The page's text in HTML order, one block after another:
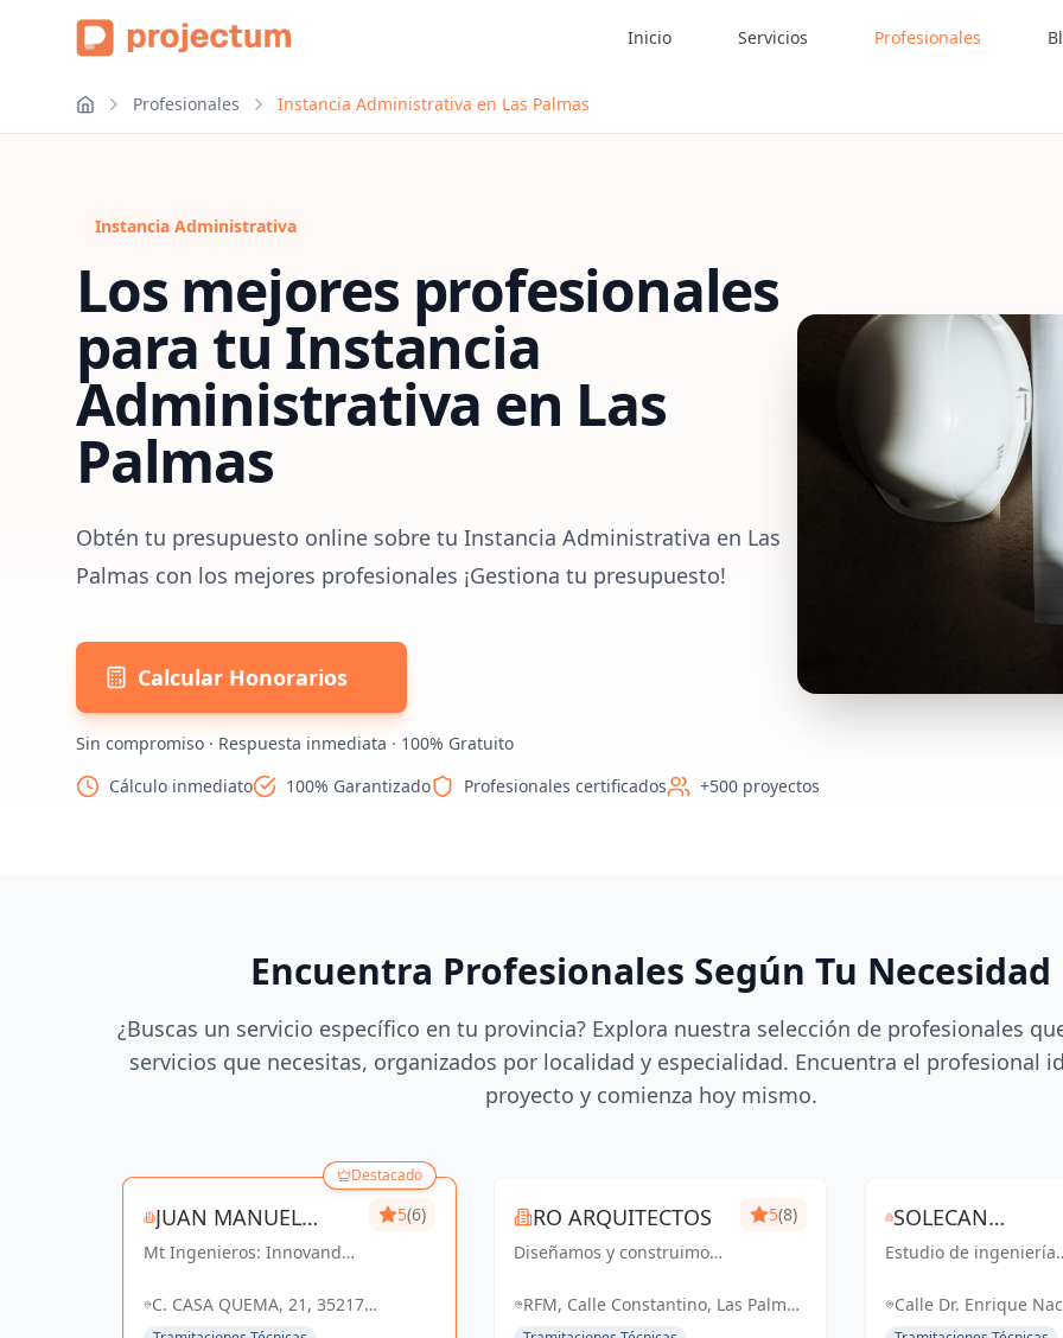
Inicio Servicios Profesionales
Profesionales Instancia Administrativa en Las Palmas
Instancia Administrativa
Los mejores profesionales
para tuInstancia
Administrativa en Las
Palmas
Obtén tu presupuesto online sobre tu Instancia Administrativa en Las
Palmas con los mejores profesionales ¡Gestiona tu presupuesto!
Calcular Honorarios
Sin compromiso · Respuesta inmediata · 100% Gratuito
Cálculo inmediato
100% Garantizado Profesionales certificados +500 proyectos
Encuentra Profesionales Según Tu Necesidad
¿Buscas un servicio específico en tu provincia? Explora nuestra selección de profesionales
servicios que necesitas, organizados por localidad y especialidad. Encuentra el profesional
proyecto y comienza hoy mismo.
Destacado
JUAN MANUEL
TORRES SANCHEZ
Mt Ingenieros: Innovando
construyendo un futuro
5(6)
C. CASA QUEMA, 21, 35217
VALSEQUILLO, LAS PALMAS,
RO ARQUITECTOS
Diseñamos y construimos
que reflejan tu estilo de
5(8)
RFM, Calle Constantino, Las Palmas
de Gran Canaria, España, España
SOLECAN
INGENEIRIA Y
DESPACHO
TÉCNICO
Estudio de ingeniería
integrales,
por su enfoque en el
Calle Dr. Enrique
Hernández,